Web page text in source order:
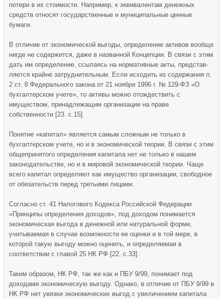
потери в их стоимости. Например, к эквивалентам денежных
средств относят государственные и муниципальные ценные
бумаги.
В отличие от экономической выгоды, определение активов вообще
нигде не содержится, даже в названной Концепции. В связи с этим
дать им определение, ссылаясь на нормативные акты, представ­
ляется крайне затруднительным. Если исходить из содержания п.
2 ст. 8 Федерального закона от 21 ноября 1996 г. № 129-ФЗ «О
бухгалтерском учете», то активы можно отождествить с
имуществом, принадлежащим организации на праве
собственности [23. с.15].
Понятие «капитал» является самым сложным не только в
бухгалтерском учете, но и в экономической теории. В связи с этим
общепринято­го определения капитала нет не только в нашем
законодательстве, но и в мировой экономической теории. Чаще
всего капитал определяют как имущество организации, свободное
от обяза­тельств перед третьими лицами.
Согласно ст. 41 Налогового Кодекса Российской Федерации
«Принципы определения доходов», под доходом понимается
экономическая выгода в денежной или натуральной форме,
учитываемая в случае возможности ее оценки и в той мере, в
которой такую выгоду можно оценить, и определяемая в
соответствии с главой 25 НК РФ [22. с.33].
Таким образом, НК РФ, так же как и ПБУ 9/99, понимает под
доходами экономическую выгоду. Однако, в отличие от ПБУ 9/99 в
НК РФ нет увязки экономических выгод с увеличением капитала